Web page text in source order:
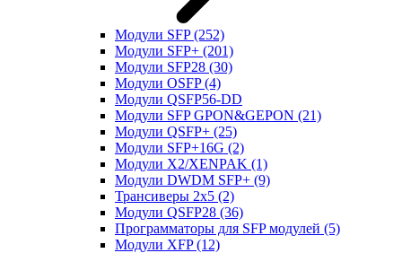
Модули SFP(252)
Модули SFP+ (201)
Модули SFP28 (30)
Модули OSFP(4)
Модули QSFP56-DD
Модули SFP GPON&GEPON (21)
Модули QSFP+ (25)
Модули SFP+16G (2)
Модули X2/XENPAK (1)
Модули DWDM SFP+ (9)
Трансиверы 2x5 (2)
Модули QSFP28 (36)
Программаторы для SFP модулей (5)
Модули XFP(12)